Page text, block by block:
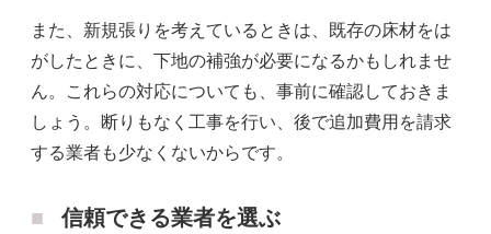
また、新規張りを考えているときは、既存の床材をは
がしたときに、下地の補強が必要になるかもしれませ
ん。これらの対応についても、事前に確認しておきま
しょう。断りもなく工事を行い、後で追加費用を請求
する業者も少なくないからです。
信頼できる業者を選ぶ